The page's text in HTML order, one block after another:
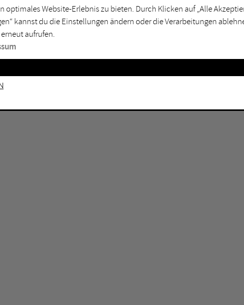
Mülheim an der Ruhr
Oberhausen
Unna
Witten
optimales Website-Erlebnis zu bieten. Durch Klicken auf „Alle
kannst du die Einstellungen ändern oder die Verarbeitungen
aufrufen.